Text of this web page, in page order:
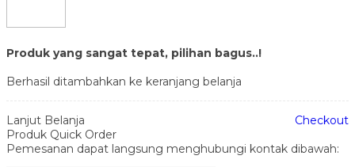
Produk yang sangat tepat, pilihan bagus..!
Berhasil ditambahkan ke keranjang belanja
Lanjut Belanja
Checkout
Produk Quick Order
Pemesanan dapat langsung menghubungi kontak dibawah: